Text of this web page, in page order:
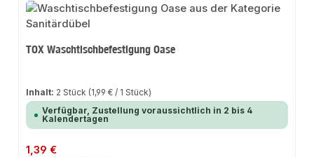
TOX Waschtischbefestigung Oase
Inhalt: 2 Stück (1,99 € / 1 Stück)
Verfügbar, Zustellung voraussichtlich in 2 bis 4
Kalendertagen
Regulärer Preis:
1,39 €